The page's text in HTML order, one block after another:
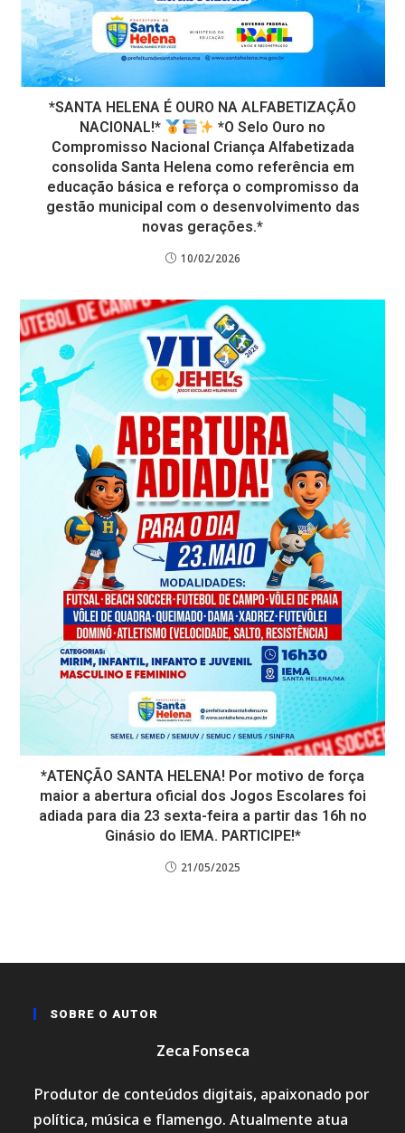
*SANTA HELENA É OURO NA ALFABETIZAÇÃO
NACIONAL!*
*O Selo Ouro no
Compromisso Nacional Criança Alfabetizada
consolida Santa Helena como referência em
educação básica e reforça o compromisso da
gestão municipal com o desenvolvimento das
novas gerações.*
10/02/2026
*ATENÇÃO SANTA HELENA! Por motivo de força
maior a abertura oficial dos Jogos Escolares foi
adiada para dia 23 sexta-feira a partir das 16h no
Ginásio do IEMA. PARTICIPE!*
21/05/2025
SOBRE O AUTOR
Zeca Fonseca
Produtor de conteúdos digitais, apaixonado por
política, música e flamengo. Atualmente atua